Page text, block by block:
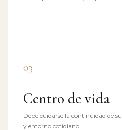
03
Centro de vida
Debe cuidarse la continuidad de
y entorno cotidiano.